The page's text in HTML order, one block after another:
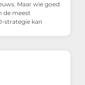
Maar wie goed
de meest
strategie kan